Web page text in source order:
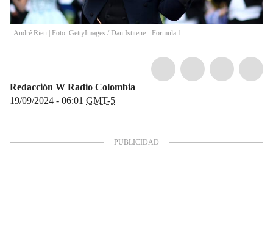
André Rieu | Foto: GettyImages / Dan Istitene - Formula 1
Redacción W Radio Colombia
19/09/2024 - 06:01 GMT-5